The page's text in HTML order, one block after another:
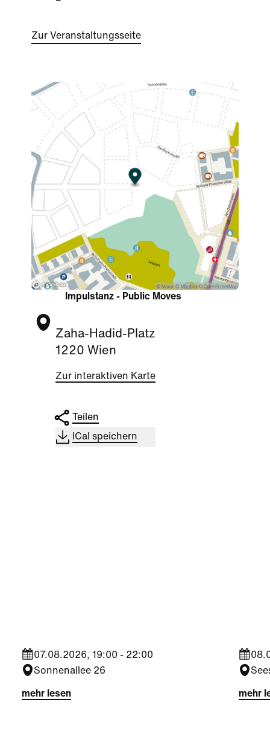
Impulstanz - Public Moves
Zaha-Hadid-Platz
1220 Wien
Zur interaktiven Karte
Teilen
ICal speichern
Zur Veranstaltungsseite
07.08.2026, 19:00 - 22:00
Sonnenallee 26
mehr lesen mehr